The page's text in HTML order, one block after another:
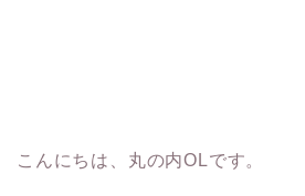
こんにちは、丸の内OLです。